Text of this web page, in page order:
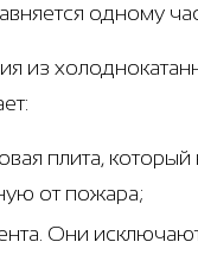
одному
из
плита,
от пожара;
Они